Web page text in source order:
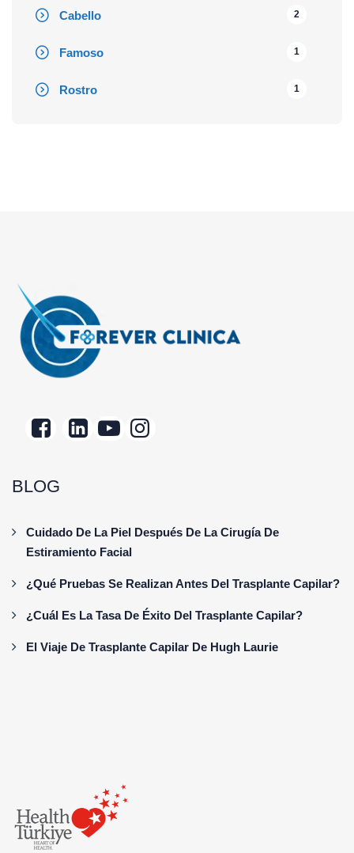
Cabello 2
Famoso 1
Rostro 1
BLOG
Cuidado De La Piel Después De La Cirugía De
Estiramiento Facial
¿Qué Pruebas Se Realizan Antes Del Trasplante Capilar?
¿Cuál Es La Tasa De Éxito Del Trasplante Capilar?
El Viaje De Trasplante Capilar De Hugh Laurie